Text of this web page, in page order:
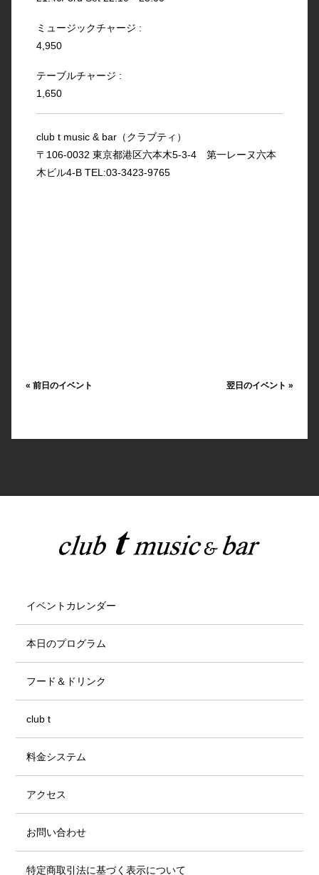
ミュージックチャージ :
4,950
テーブルチャージ :
1,650
club t music & bar（クラブティ）
〒106-0032 東京都港区六本木5-3-4 第一レーヌ六本
木ビル4-B TEL:03-3423-9765
« 前日のイベント 翌日のイベント»
イベントカレンダー
本日のプログラム
フード＆ドリンク
club t
料金システム
アクセス
お問い合わせ
特定商取引法に基づく表示について